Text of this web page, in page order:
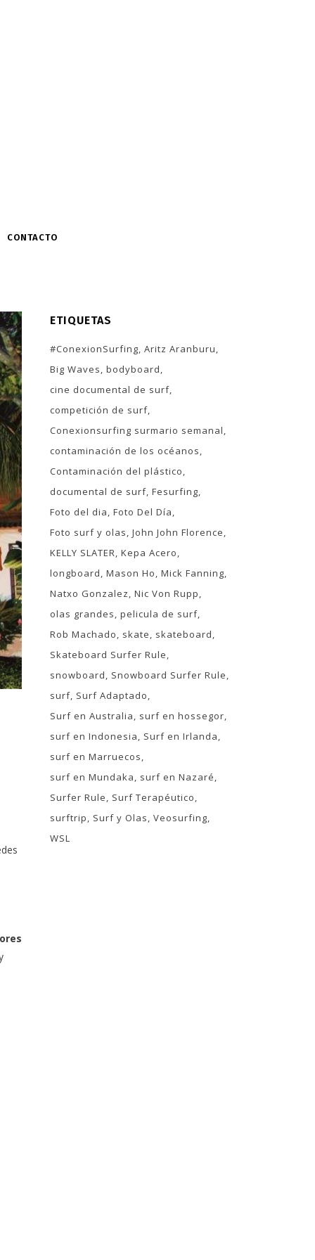
CONTACTO
ETIQUETAS
#ConexionSurfing Aritz Aranburu
Big Waves bodyboard
cine documental de surf
competición de surf
Conexionsurfing surmario semanal
contaminación de los océanos
Contaminación del plástico
documental de surf Fesurfing
Foto del dia Foto Del Día
Foto surf y olas John John Florence
KELLY SLATER Kepa Acero
longboard Mason Ho Mick Fanning
Natxo Gonzalez Nic Von Rupp
olas grandes pelicula de surf
Rob Machado
skate
skateboard
Skateboard Surfer Rule
snowboard
Snowboard Surfer Rule
surf Surf Adaptado
Surf en Australia
surf en hossegor
surf en Indonesia
Surf en Irlanda
surf en Marruecos
surf en Mundaka
surf en Nazaré
Surfer Rule
Surf Terapéutico
surftrip
Surf y Olas Veosurfing
WSL